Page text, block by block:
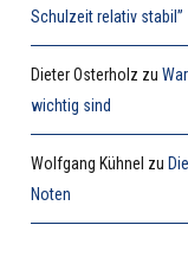
Schulzeit relativ stabil”
Dieter Osterholz zu
wichtig sind
Wolfgang Kühnel zu
Noten